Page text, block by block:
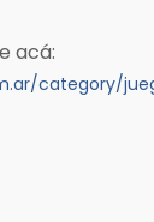
acá:
category/